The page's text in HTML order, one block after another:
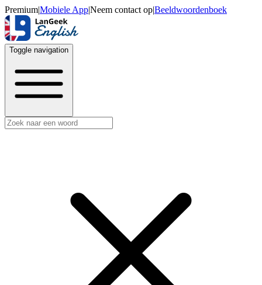
Premium|Mobiele App|Neem contact op|Beeldwoordenboek
Toggle navigation